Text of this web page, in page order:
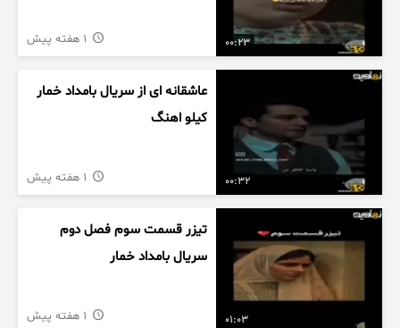
00:23
00:32
عاشقانه ای از سریال بامداد خمار
کیلو اهنگ
01:03
تیزر قسمت سوم فصل دوم
سریال بامداد خمار